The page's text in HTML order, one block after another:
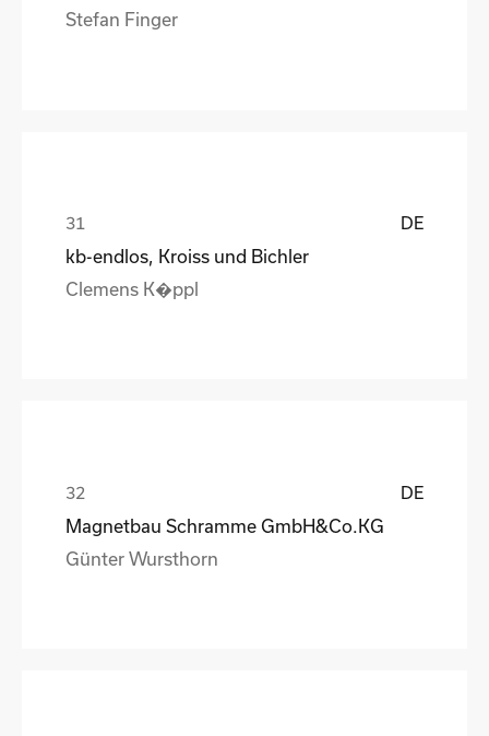
Stefan Finger
DE
kb-endlos, Kroiss und Bichler
Clemens K�ppl
DE
Magnetbau Schramme GmbH&Co.KG
Günter Wursthorn